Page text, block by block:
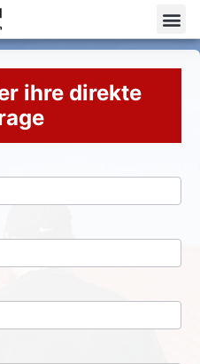
ihre direkte